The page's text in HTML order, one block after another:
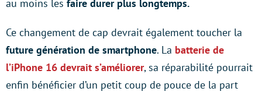
au moins les faire durer plus longtemps.
Ce changement de cap devrait également toucher la
future génération de smartphone. La batterie de
l’iPhone 16 devrait s’améliorer, sa réparabilité pourrait
enfin bénéficier d’un petit coup de pouce de la part